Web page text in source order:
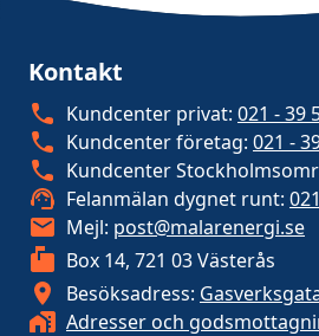
Kontakt
Kundcenter privat: 021 - 39
Kundcenter företag: 021 -
Kundcenter
Felanmälan dygnet runt:
Mejl: post@malarenergi.se
Box 14, 721 03 Västerås
Besöksadress:
Adresser och